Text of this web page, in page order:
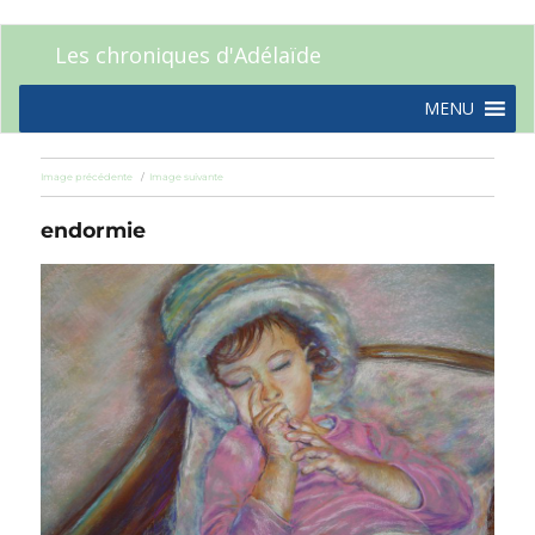
Les chroniques d'Adélaïde
MENU
Image précédente Image suivante
endormie